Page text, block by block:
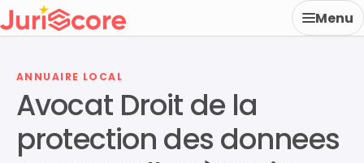
Menu
ANNUAIRE LOCAL
Avocat Droit de la
protection des donnees